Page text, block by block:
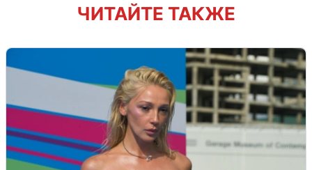
ЧИТАЙТЕ ТАКЖЕ